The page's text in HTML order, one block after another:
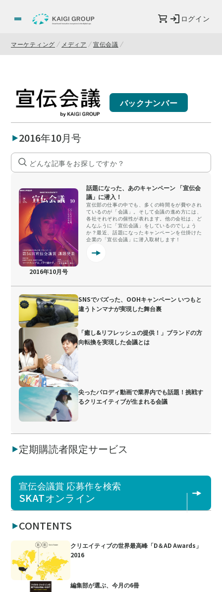
ログイン
マーケティング メディア 宣伝会議
バックナンバー
2016年10月号
2016年10月号
話題になった、あのキャンペーン 「宣伝会
議」に潜入！
宣伝部の仕事の中でも、多くの時間をが費やされ
ているのが「会議」。そして会議の進め方には、
各社それぞれの個性が表れます。他の会社は、ど
んなふうに「宣伝会議」をしているのでしょう
か？最近、話題になったキャンペーンを仕掛けた
企業の「宣伝会議」に潜入取材します！
SNSでバズった、OOHキャンペーン いつもと
違うトンマナが実現した舞台裏
「癒し&リフレッシュの提供！」ブランドの方
向転換を実現した会議とは
尖ったパロディ動画で業界内でも話題！挑戦す
るクリエイティブが生まれる会議
定期購読者限定サービス
宣伝会議賞 応募作を検索
SKATオンライン
CONTENTS
クリエイティブの世界最高峰「D＆AD Awards」
2016
編集部が選ぶ、今月の6冊